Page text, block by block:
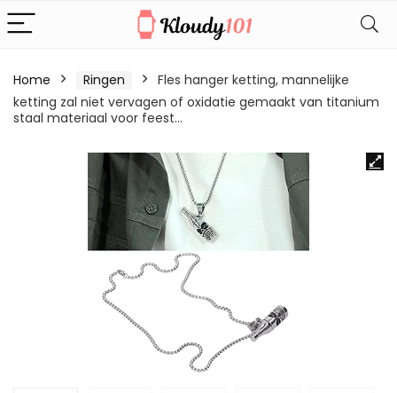
Home Ringen
Fles hanger ketting, mannelijke
ketting zal niet vervagen of oxidatie gemaakt van titanium
staal materiaal voor feest…